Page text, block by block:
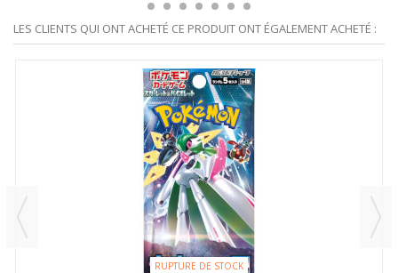
LES CLIENTS QUI ONT ACHETÉ CE PRODUIT ONT ÉGALEMENT ACHETÉ :
RUPTURE DE STOCK